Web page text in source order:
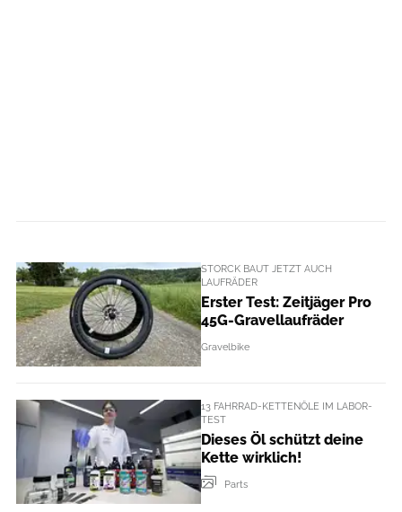
STORCK BAUT JETZT AUCH
LAUFRÄDER
Erster Test: Zeitjäger Pro
45G-Gravellaufräder
Gravelbike
13 FAHRRAD-KETTENÖLE IM LABOR-
TEST
Dieses Öl schützt deine
Kette wirklich!
Parts